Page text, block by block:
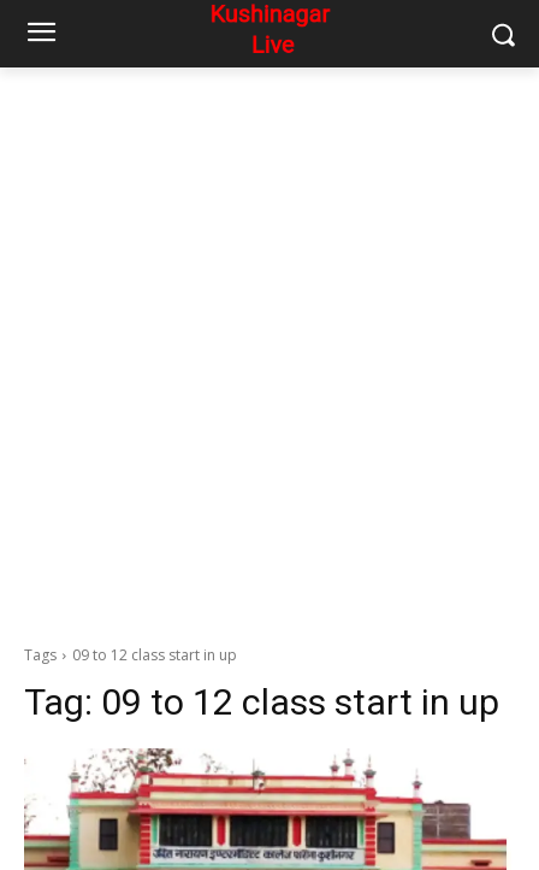
Tags 09 to 12 class start in up
Tag: 09 to 12 class start in up